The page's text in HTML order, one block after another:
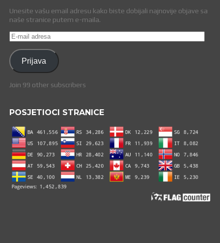
Unesite vašu email adresu kako biste dobijali najnovije objave sa
naše stranice putem e-maila.
E-
mail
adresa
Prijava
Join 99 other subscribers
POSJETIOCI STRANICE